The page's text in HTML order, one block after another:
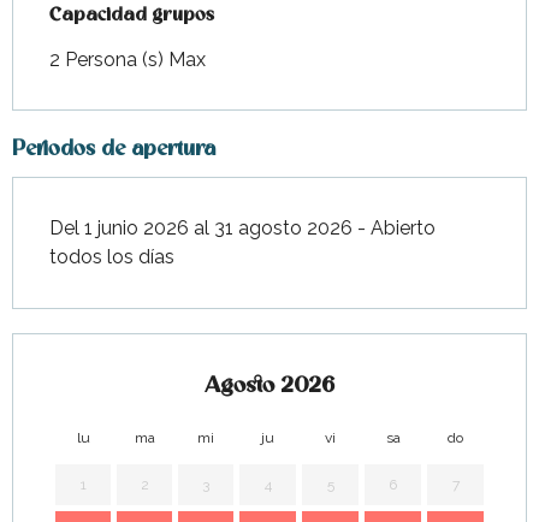
Capacidad grupos
Capacidad grupos
2 Persona (s) Max
Periodos de apertura
Del 1 junio 2026 al 31 agosto 2026 - Abierto
todos los días
Agosto 2026
lu ma mi ju vi sa do
1 2 3 4 5 6 7